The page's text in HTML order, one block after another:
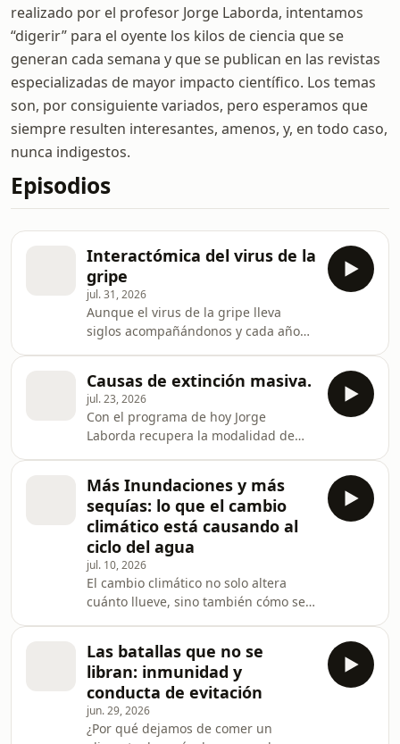
realizado por el profesor Jorge Laborda, intentamos
“digerir” para el oyente los kilos de ciencia que se
generan cada semana y que se publican en las revistas
especializadas de mayor impacto científico. Los temas
son, por consiguiente variados, pero esperamos que
siempre resulten interesantes, amenos, y, en todo caso,
nunca indigestos.
Episodios
Interactómica del virus de la
gripe
jul. 31, 2026
Aunque el virus de la gripe lleva
siglos acompañándonos y cada año
Sabemos cómo es su genoma y
conocemos sus principales proteínas,
pero aún ignoramos cómo consigue
manipular el interior de nuestras
células para reproducirse. Ahora, un
equipo de investigadores ha logrado
observar esas maniobras casi en
tiempo real gracias a una noved
Causas de extinción masiva.
jul. 23, 2026
Con el programa de hoy Jorge
Laborda recupera la modalidad de
sobre las extinciones masivas, la idea
central sigue vigente: la evolución no
avanza de forma lineal, sino que está
marcada por grandes crisis
ambientales. Hoy sabemos que
existieron muchas extinciones,
causadas sobre todo por procesos
internos de la Tierra, como gi
Más Inundaciones y más
sequías: lo que el cambio
climático está causando al
ciclo del agua
jul. 10, 2026
El cambio climático no solo altera
cuánto llueve, sino también cómo se
que, desde 1980, las precipitaciones
tienden a concentrarse en episodios
más intensos separados por periodos
secos prolongados. Aunque la
cantidad anual de lluvia aumente, el
Las batallas que no se
libran: inmunidad y
conducta de evitación
jun. 29, 2026
¿Por qué dejamos de comer un